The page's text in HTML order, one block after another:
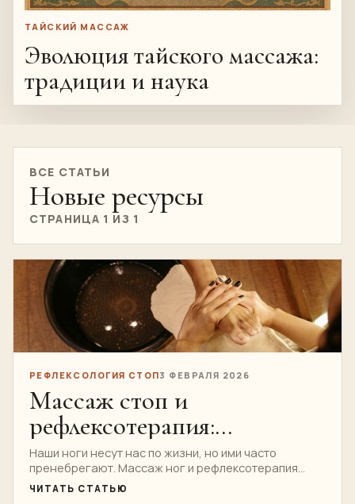
ТАЙСКИЙ МАССАЖ
Эволюция тайского массажа:
традиции и наука
ВСЕ СТАТЬИ
Новые ресурсы
СТРАНИЦА 1 ИЗ 1
РЕФЛЕКСОЛОГИЯ СТОП3 ФЕВРАЛЯ 2026
Массаж стоп и
рефлексотерапия:
раскрывая силу под
вашими ногами
Наши ноги несут нас по жизни, но ими часто
пренебрегают. Массаж ног и рефлексотерапия
выходят за рамки...
ЧИТАТЬ СТАТЬЮ